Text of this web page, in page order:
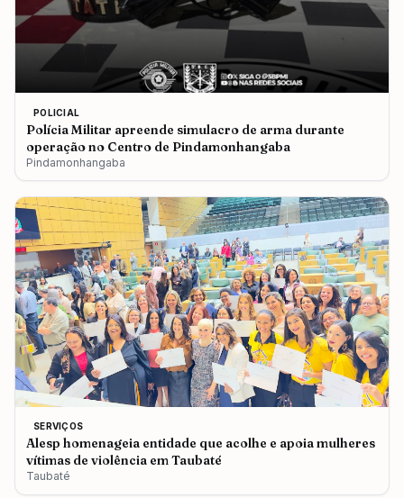
POLICIAL
Polícia Militar apreende simulacro de arma durante
operação no Centro de Pindamonhangaba
Pindamonhangaba
SERVIÇOS
Alesp homenageia entidade que acolhe e apoia mulheres
vítimas de violência em Taubaté
Taubaté